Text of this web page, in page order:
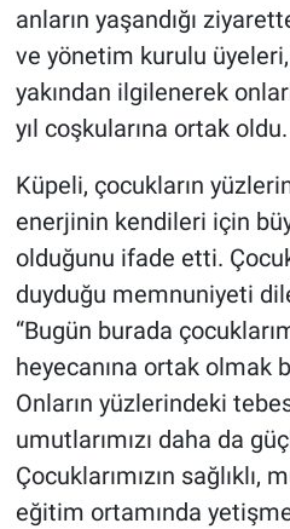
anların yaşandığı
ve yönetim kurulu
yakından ilgilenerek
yıl coşkularına ortak oldu.
Küpeli, çocukların
enerjinin kendileri için
olduğunu ifade etti.
duyduğu memnuniyeti
“Bugün burada
heyecanına ortak olmak
Onların yüzlerindeki
umutlarımızı daha da
Çocuklarımızın
eğitim ortamında